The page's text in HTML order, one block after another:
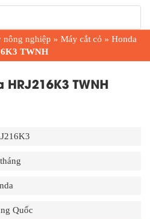
nông nghiệp » Máy cắt cỏ » Honda
TWNH
TWNH
Quốc